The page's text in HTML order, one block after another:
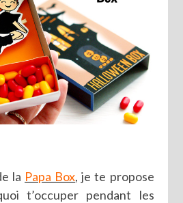
la Papa Box, je te propose
t’occuper pendant les